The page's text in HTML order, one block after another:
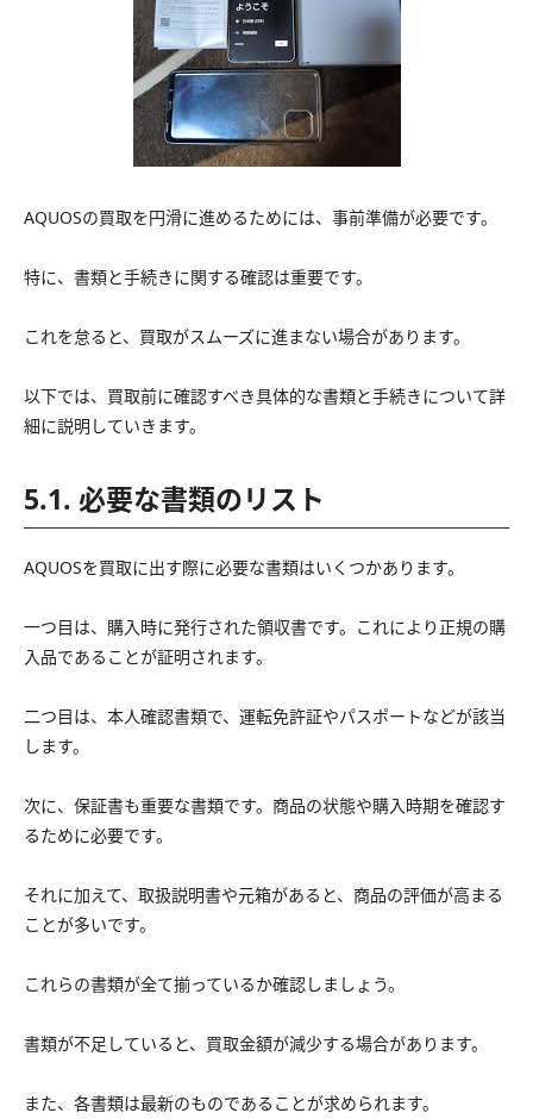
AQUOSの買取を円滑に進めるためには、事前準備が必要です。
特に、書類と手続きに関する確認は重要です。
これを怠ると、買取がスムーズに進まない場合があります。
以下では、買取前に確認すべき具体的な書類と手続きについて詳
細に説明していきます。
5.1. 必要な書類のリスト
AQUOSを買取に出す際に必要な書類はいくつかあります。
一つ目は、購入時に発行された領収書です。これにより正規の購
入品であることが証明されます。
二つ目は、本人確認書類で、運転免許証やパスポートなどが該当
します。
次に、保証書も重要な書類です。商品の状態や購入時期を確認す
るために必要です。
それに加えて、取扱説明書や元箱があると、商品の評価が高まる
ことが多いです。
これらの書類が全て揃っているか確認しましょう。
書類が不足していると、買取金額が減少する場合があります。
また、各書類は最新のものであることが求められます。